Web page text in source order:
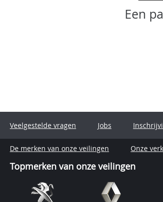
Een
Veelgestelde vragen Jobs
De merken van onze veilingen Onze
Topmerken van onze veilingen